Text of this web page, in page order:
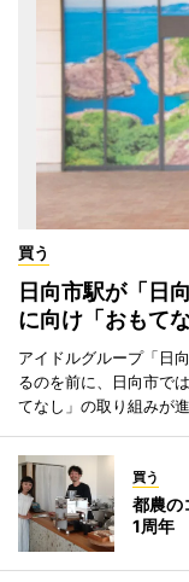
買う
日向市駅が「日
に向け「おもて
アイドルグループ「日
るのを前に、日向市で
てなし」の取り組みが進
買う
都農の
1周年